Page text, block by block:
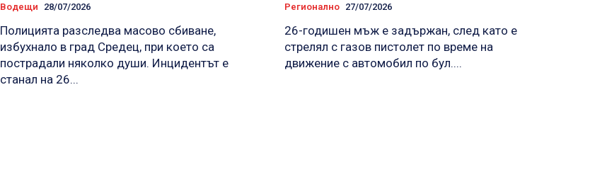
Водещи 28/07/2026
Полицията разследва масово сбиване,
избухнало в град Средец, при което са
пострадали няколко души. Инцидентът е
станал на 26...
Регионално 27/07/2026
26-годишен мъж е задържан, след като е
стрелял с газов пистолет по време на
движение с автомобил по бул....